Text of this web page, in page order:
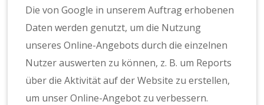
Die von Google in unserem Auftrag erhobenen
Daten werden genutzt, um die Nutzung
unseres Online-Angebots durch die einzelnen
Nutzer auswerten zu können, z. B. um Reports
über die Aktivität auf der Website zu erstellen,
um unser Online-Angebot zu verbessern.